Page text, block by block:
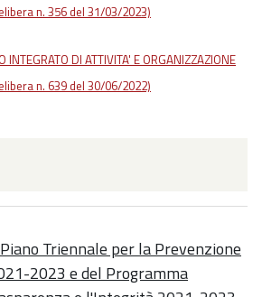
n. 356 del 31/03/2023)
INTEGRATO DI ATTIVITA' E ORGANIZZAZIONE
n. 639 del 30/06/2022)
Triennale per la Prevenzione
2023 e del Programma